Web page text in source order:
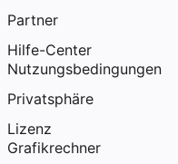
Partner
Hilfe-Center
Nutzungsbedingungen
Privatsphäre
Lizenz
Grafikrechner